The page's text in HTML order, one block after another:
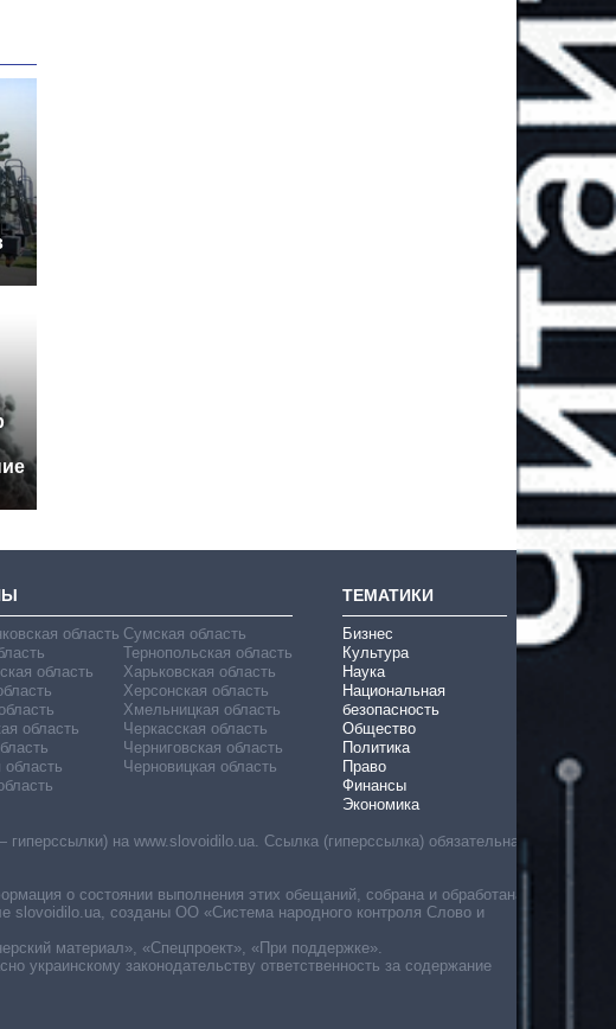
область
область
область
область
Сумская область
Тернопольская область
Харьковская область
Херсонская область
Хмельницкая область
Черкасская область
Черниговская область
Черновицкая область
ТЕМАТИКИ
Бизнес
Культура
Наука
Национальная
безопасность
Общество
Политика
Право
Финансы
Экономика
на www.slovoidilo.ua. Ссылка (гиперссылка) обязательна
о состоянии выполнения этих обещаний, собрана и обработана
созданы ОО «Система народного контроля Слово и
материал», «Спецпроект», «При поддержке».
украинскому законодательству ответственность за содержание